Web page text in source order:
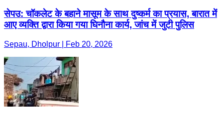
सेपउ: चॉकलेट के बहाने मासूम के साथ दुष्कर्म का प्रयास, बारात में
आए व्यक्ति द्वारा किया गया घिनौना कार्य, जांच में जुटी पुलिस
Sepau, Dholpur | Feb 20, 2026